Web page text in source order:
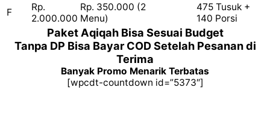
F
Rp.
2.000.000
Rp. 350.000 (2
Menu)
475 Tusuk +
140 Porsi
Paket Aqiqah Bisa Sesuai Budget
Tanpa DP Bisa Bayar COD Setelah Pesanan di
Terima
Banyak Promo Menarik Terbatas
[wpcdt-countdown id=”5373″]